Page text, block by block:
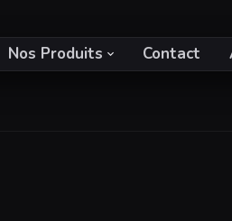
Nos Produits Contact